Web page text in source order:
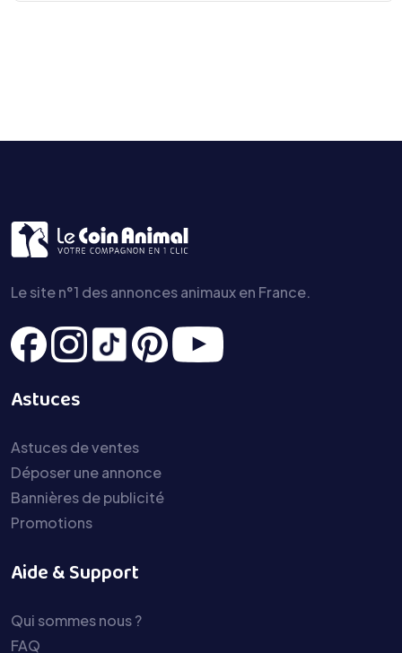
Le site n°1 des annonces animaux en France.
Astuces
Astuces de ventes
Déposer une annonce
Bannières de publicité
Promotions
Aide & Support
Qui sommes nous ?
FAQ